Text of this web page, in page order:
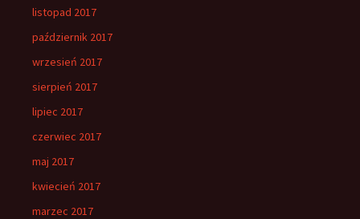
listopad 2017
październik 2017
wrzesień 2017
sierpień 2017
lipiec 2017
czerwiec 2017
maj 2017
kwiecień 2017
marzec 2017